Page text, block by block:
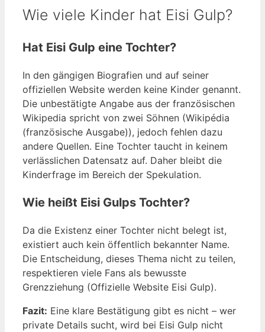
Wie viele Kinder hat Eisi Gulp?
Hat Eisi Gulp eine Tochter?
In den gängigen Biografien und auf seiner
offiziellen Website werden keine Kinder genannt.
Die unbestätigte Angabe aus der französischen
Wikipedia spricht von zwei Söhnen (Wikipédia
(französische Ausgabe)), jedoch fehlen dazu
andere Quellen. Eine Tochter taucht in keinem
verlässlichen Datensatz auf. Daher bleibt die
Kinderfrage im Bereich der Spekulation.
Wie heißt Eisi Gulps Tochter?
Da die Existenz einer Tochter nicht belegt ist,
existiert auch kein öffentlich bekannter Name.
Die Entscheidung, dieses Thema nicht zu teilen,
respektieren viele Fans als bewusste
Grenzziehung (Offizielle Website Eisi Gulp).
Fazit: Eine klare Bestätigung gibt es nicht – wer
private Details sucht, wird bei Eisi Gulp nicht